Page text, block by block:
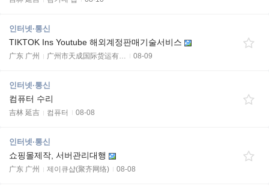
인터넷·통신
TIKTOK Ins Youtube 해외계정판매기술서비스
广东 广州 广州市天成国际货运有… 08-09
인터넷·통신
컴퓨터 수리
吉林 延吉 컴퓨터 08-08
인터넷·통신
쇼핑몰제작, 서버관리대행
广东 广州 제이큐샵(聚齐网络) 08-08